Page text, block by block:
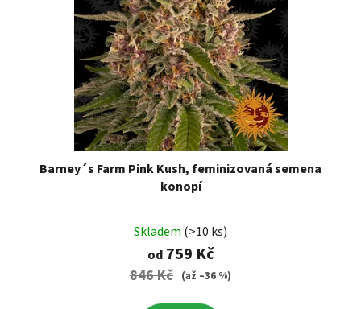
Barney´s Farm Pink Kush, feminizovaná semena
konopí
Skladem (>10 ks)
od759 Kč
846 Kč (až –36 %)